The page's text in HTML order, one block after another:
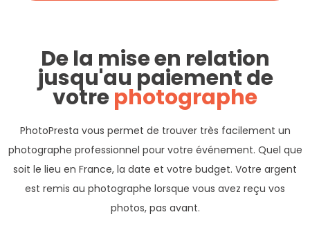
De la mise en relation
jusqu'au paiement de
votrephotographe
PhotoPresta vous permet de trouver très facilement un
photographe professionnel pour votre événement. Quel que
soit le lieu en France, la date et votre budget. Votre argent
est remis au photographe lorsque vous avez reçu vos
photos, pas avant.